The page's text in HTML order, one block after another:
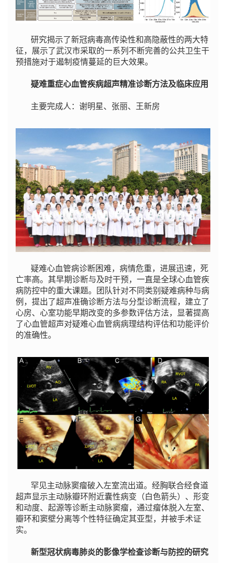
研究揭示了新冠病毒高传染性和高隐蔽性的两大特
征，展示了武汉市采取的一系列不断完善的公共卫生干
预措施对于遏制疫情蔓延的巨大效果。
疑难重症心血管疾病超声精准诊断方法及临床应用
主要完成人：谢明星、张丽、王新房
疑难心血管病诊断困难，病情危重，进展迅速，死
亡率高。其早期诊断与及时干预，一直是全球心血管疾
病防控中的重大课题。团队针对不同类别疑难病种与病
例，提出了超声准确诊断方法与分型诊断流程，建立了
心房、心室功能早期改变的多参数评估方法，显著提高
了心血管超声对疑难心血管病病理结构评估和功能评价
的准确性。
罕见主动脉窦瘤破入左室流出道。经胸联合经食道
超声显示主动脉瓣环附近囊性病变（白色箭头）、形变
和动度、起源等诊断主动脉窦瘤，通过瘤体脱入左室、
瓣环和窦壁分离等个性特征确定其亚型，并被手术证
实。
新型冠状病毒肺炎的影像学检查诊断与防控的研究